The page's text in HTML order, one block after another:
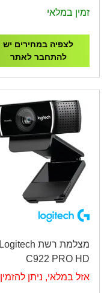
WEBCAM
זמין במלאי
לצפיה במחירים יש
להתחבר לאתר
מצלמת רשת Logitech
C922 PRO HD
STREAM WEBCAM
אזל במלאי, ניתן להזמין